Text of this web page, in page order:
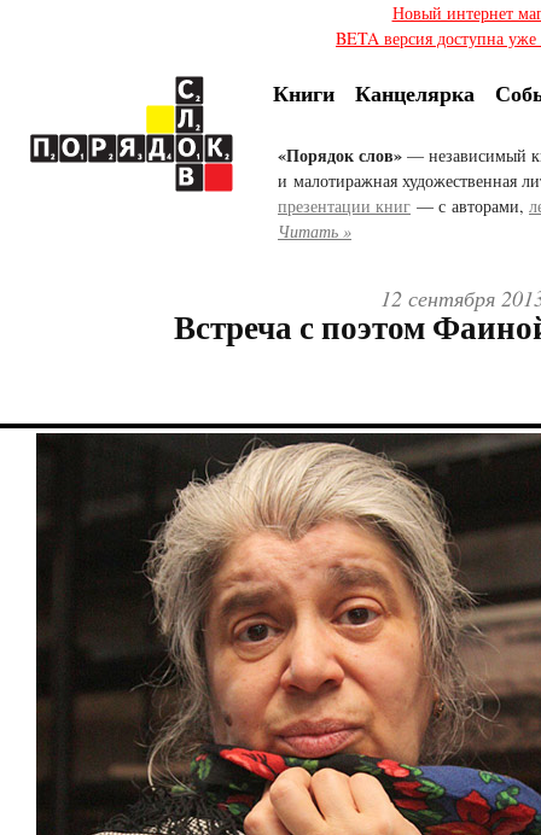
Новый интернет
BETA версия доступна
Книги Канцелярка
«Порядок слов» — независимый
и малотиражная художественная
презентации книг — с авторами,
Читать »
12 сентября
Встреча с поэтом